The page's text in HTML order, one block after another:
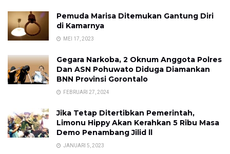
Pemuda Marisa Ditemukan Gantung Diri
di Kamarnya
MEI 17, 2023
Gegara Narkoba, 2 Oknum Anggota Polres
Dan ASN Pohuwato Diduga Diamankan
BNN Provinsi Gorontalo
FEBRUARI 27, 2024
Jika Tetap Ditertibkan Pemerintah,
Limonu Hippy Akan Kerahkan 5 Ribu Masa
Demo Penambang Jilid ll
JANUARI 5, 2023